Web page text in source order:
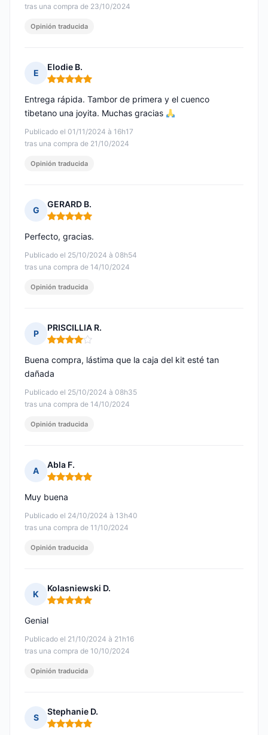
tras una compra de 23/10/2024
Opinión traducida
E
Elodie B.
Nota: 5 de 5
Publicado el 01/11/2024 à 16h17
tras una compra de 21/10/2024
Entrega rápida. Tambor de primera y el cuenco
tibetano una joyita. Muchas gracias
Opinión traducida
G
GERARD B.
Nota: 5 de 5
Publicado el 25/10/2024 à 08h54
tras una compra de 14/10/2024
Perfecto, gracias.
Opinión traducida
P
PRISCILLIA R.
Nota: 4 de 5
Publicado el 25/10/2024 à 08h35
tras una compra de 14/10/2024
Buena compra, lástima que la caja del kit esté tan
dañada
Opinión traducida
A
Abla F.
Nota: 5 de 5
Publicado el 24/10/2024 à 13h40
tras una compra de 11/10/2024
Muy buena
Opinión traducida
K
Kolasniewski D.
Nota: 5 de 5
Publicado el 21/10/2024 à 21h16
tras una compra de 10/10/2024
Genial
Opinión traducida
S
Stephanie D.
Nota: 5 de 5